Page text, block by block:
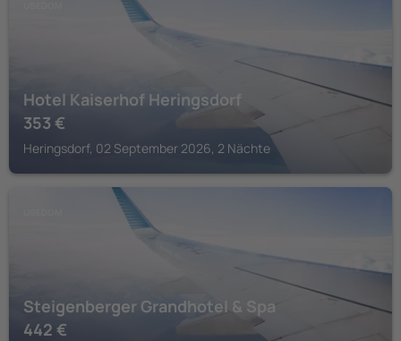
Hotel Kaiserhof Heringsdorf
353 €
Heringsdorf, 02 September 2026, 2 Nächte
Steigenberger Grandhotel & Spa
442 €